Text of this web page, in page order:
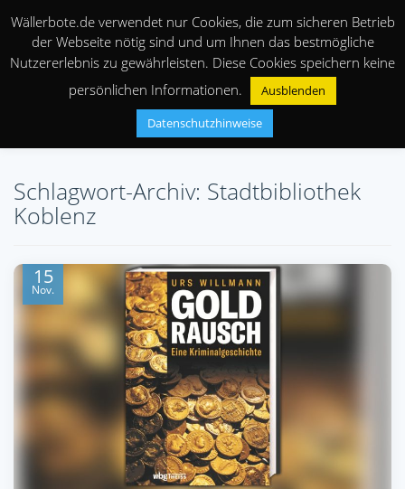
Schlagwort-Archiv: Stadtbibliothek
Koblenz
15
Nov.
Wällerbote.de verwendet nur Cookies, die zum sicheren Betrieb
der Webseite nötig sind und um Ihnen das bestmögliche
Nutzererlebnis zu gewährleisten. Diese Cookies speichern keine
persönlichen Informationen.
Ausblenden
Datenschutzhinweise